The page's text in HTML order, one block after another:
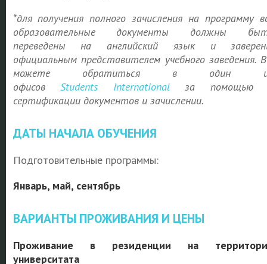
*для получения полного зачисления на программу
образовательные документы должны
переведены на английский язык и
официальным представителем учебного заведения.
можете обратиться в один
офисовStudents Internationalза помощью
сертификации документов и зачислении.
ДАТЫ НАЧАЛА ОБУЧЕНИЯ
Подготовительные программы:
Январь, май, сентябрь
ВАРИАНТЫ ПРОЖИВАНИЯ И ЦЕНЫ
Проживание в резиденции на
университата